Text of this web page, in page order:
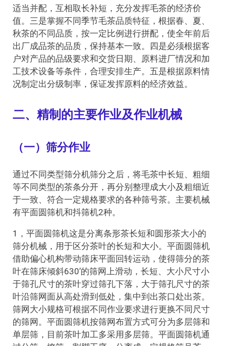
适当并配，互相取长补短，充分发挥毛茶的经济价
值。三是掌握不同季节毛茶品质特征，根据春、夏、
秋茶的不同品质，按一定比例进行拼配，使全年前后
出厂成品茶的品质，保持基本一致。四是必须根据客
户对产品的品级要求和交货日期、原料进厂情况和加
工技术设备等条件，合理安排生产。五是根据原料情
况制定出分级制率，保证发挥原料的经济效益。
二、精制的主要作业及作业机械
（一）筛分作业
通过不同类型筛分机筛分之后，将毛茶中长短、粗细
等不同类型的茶条分开，再分别整理成大小及粗细近
于一致、符合一定规格要求的各种筛号茶。主要机械
有平面圆筛机和抖筛机2种。
1，平面圆筛机这是分离条形茶长短和圆形茶大小的
筛分机械，用于区分茶叶的长短和大小。平面圆筛机
借助偏心机构带动筛床平面回转运动，使得筛分的茶
叶在筛床倾斜630’的筛网上滑动，长短、大小尺寸小
于筛孔尺寸的茶叶穿过筛孔下落，大于筛孔尺寸的茶
叶沿筛网面从高处滑到低处，集中到出茶口处出茶。
筛网大小规格可根据不同作业要求进行更换不同尺寸
的筛网。平面圆筛机按筛网布置方式可分为多层筛和
单层筛，目前茶叶加工多采用多层筛。平面圆筛机通